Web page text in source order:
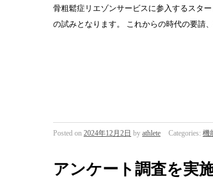
骨粗鬆症リエゾンサービスに参入するスタ
の試みとなります。 これからの時代の要請
Posted on 2024年12月2日 by athlete Categories: 機
アンケート調査を実